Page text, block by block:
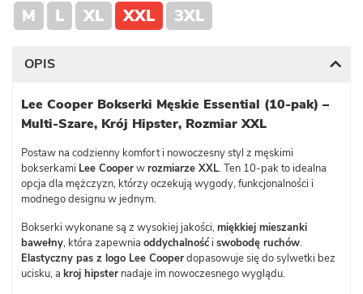
M L XL XXL 3XL
OPIS
Lee Cooper Bokserki Męskie Essential (10-pak) –
Multi-Szare, Krój Hipster, Rozmiar XXL
Postaw na codzienny komfort i nowoczesny styl z męskimi
bokserkami Lee Cooperwrozmiarze XXL. Ten 10-pak to idealna
opcja dla mężczyzn, którzy oczekują wygody, funkcjonalności i
modnego designu w jednym.
Bokserki wykonane są z wysokiej jakości,miękkiej mieszanki
bawełny, która zapewnia oddychalnośćiswobodę ruchów.
Elastyczny pas z logo Lee Cooperdopasowuje się do sylwetki bez
ucisku, a kroj hipster nadaje im nowoczesnego wyglądu.